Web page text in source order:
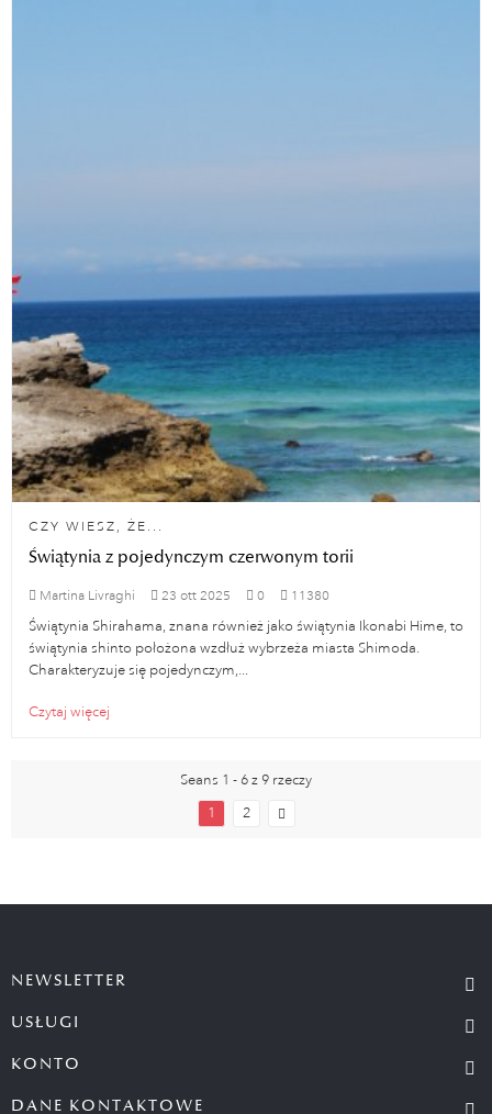
CZY WIESZ, ŻE...
Świątynia z pojedynczym czerwonym torii
Martina Livraghi 23 ott 2025 0 11380
Świątynia Shirahama, znana również jako świątynia Ikonabi Hime, to
świątynia shinto położona wzdłuż wybrzeża miasta Shimoda.
Charakteryzuje się pojedynczym,...
Czytaj więcej
Seans 1 - 6 z 9 rzeczy
1
2
NEWSLETTER
USŁUGI
KONTO
DANE KONTAKTOWE